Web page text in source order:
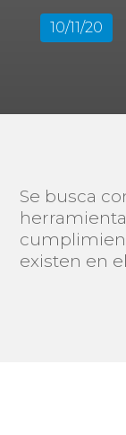
10/11/20
Se busca
existen en